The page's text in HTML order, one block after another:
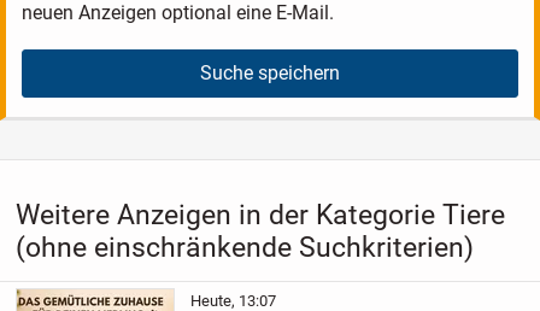
neuen Anzeigen optional eine E-Mail.
Suche speichern
Weitere Anzeigen in der Kategorie Tiere
(ohne einschränkende Suchkriterien)
Heute, 13:07